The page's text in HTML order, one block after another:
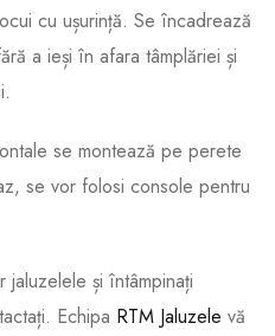
cu ușurință. Se încadrează
a ieși în afara tâmplăriei și
se montează pe perete
se vor folosi console pentru
jaluzelele și întâmpinați
Echipa RTM Jaluzele vă